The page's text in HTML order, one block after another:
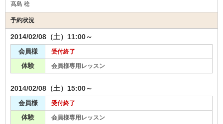
髙島 稔
予約状況
2014/02/08（土）11:00～
会員様 受付終了
体験 会員様専用レッスン
2014/02/08（土）15:00～
会員様 受付終了
体験 会員様専用レッスン